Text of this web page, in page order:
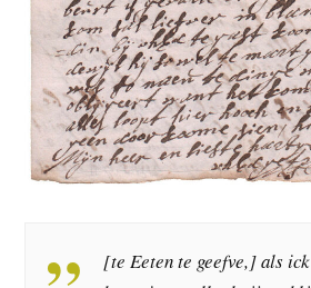
[te Eeten te geefve,] als